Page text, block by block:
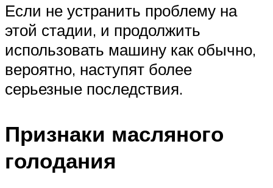
Если не устранить проблему на
этой стадии, и продолжить
использовать машину как обычно,
вероятно, наступят более
серьезные последствия.
Признаки масляного
голодания